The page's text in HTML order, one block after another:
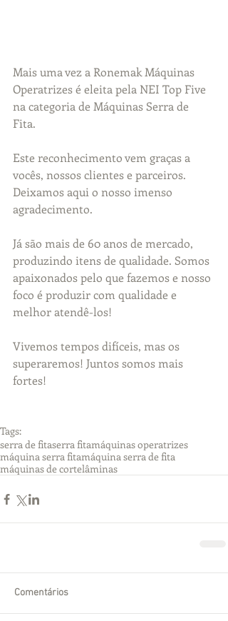
Mais uma vez a Ronemak Máquinas
Operatrizes é eleita pela NEI Top Five
na categoria de Máquinas Serra de
Fita.
Este reconhecimento vem graças a
vocês, nossos clientes e parceiros.
Deixamos aqui o nosso imenso
agradecimento.
Já são mais de 60 anos de mercado,
produzindo itens de qualidade. Somos
apaixonados pelo que fazemos e nosso
foco é produzir com qualidade e
melhor atendê-los!
Vivemos tempos difíceis, mas os
superaremos! Juntos somos mais
fortes!
Tags:
serra de fitaserra fitamáquinas operatrizes
máquina serra fitamáquina serra de fita
máquinas de cortelâminas
Comentários